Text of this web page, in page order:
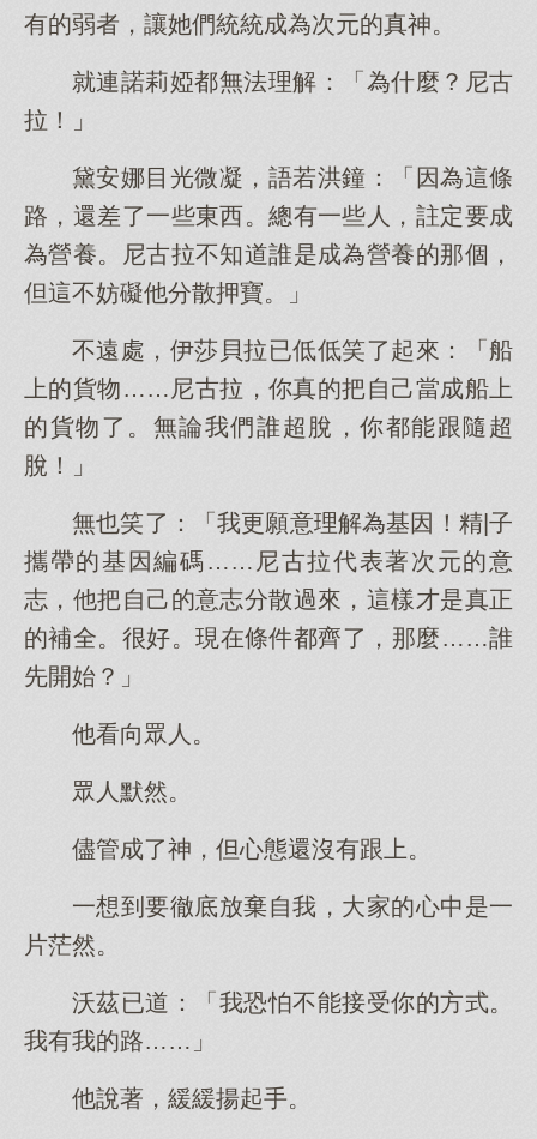
有的弱者，讓她們統統成為次元的真神。
就連諾莉婭都無法理解：「為什麼？尼古
拉！」
黛安娜目光微凝，語若洪鐘：「因為這條
路，還差了一些東西。總有一些人，註定要成
為營養。尼古拉不知道誰是成為營養的那個，
但這不妨礙他分散押寶。」
不遠處，伊莎貝拉已低低笑了起來：「船
上的貨物……尼古拉，你真的把自己當成船上
的貨物了。無論我們誰超脫，你都能跟隨超
脫！」
無也笑了：「我更願意理解為基因！精|子
攜帶的基因編碼……尼古拉代表著次元的意
志，他把自己的意志分散過來，這樣才是真正
的補全。很好。現在條件都齊了，那麼……誰
先開始？」
他看向眾人。
眾人默然。
儘管成了神，但心態還沒有跟上。
一想到要徹底放棄自我，大家的心中是一
片茫然。
沃茲已道：「我恐怕不能接受你的方式。
我有我的路……」
他說著，緩緩揚起手。